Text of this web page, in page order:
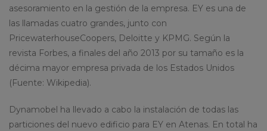
asesoramiento en la gestión de la empresa. EY es una de
las llamadas cuatro grandes, junto con
PricewaterhouseCoopers, Deloitte y KPMG. Según la
revista Forbes, a finales del año 2013 por su tamaño es la
décima mayor empresa privada de los Estados Unidos
(Fuente: Wikipedia).
Dynamobel ha llevado a cabo la instalación de todas las
particiones del nuevo edificio para EY en Atenas. En total ha